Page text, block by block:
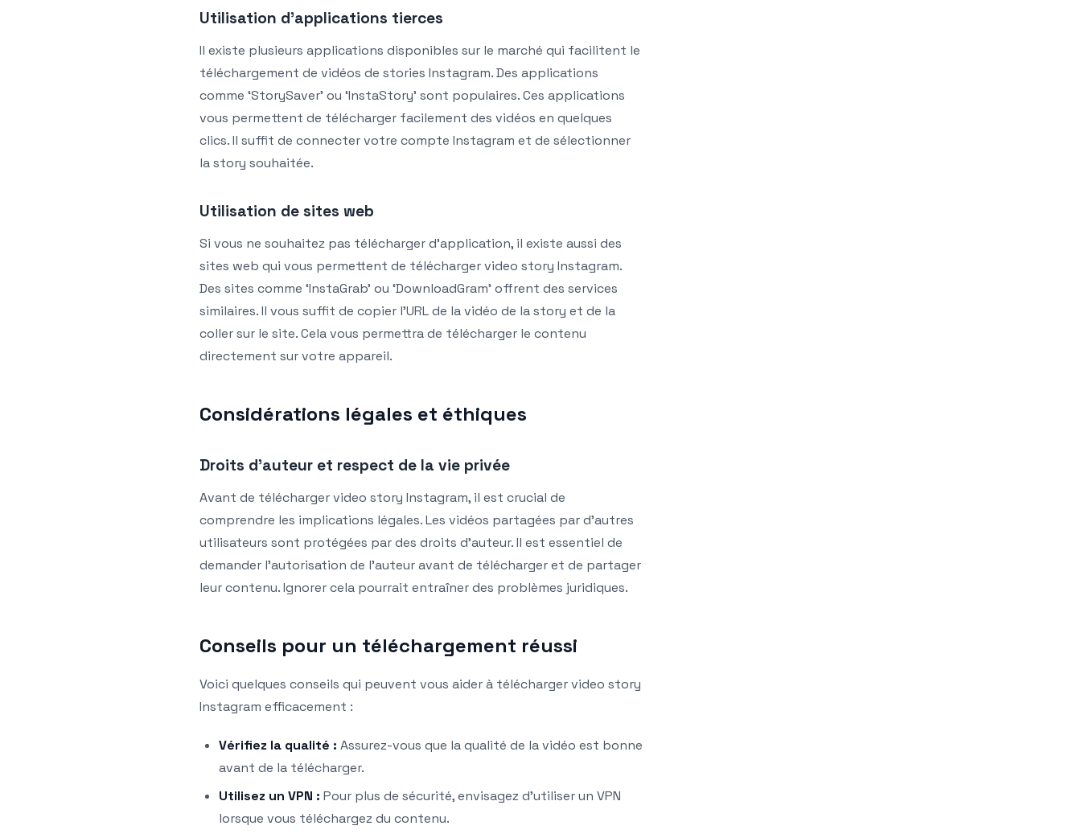
Utilisation d’applications tierces
Il existe plusieurs applications disponibles sur le marché qui facilitent le
téléchargement de vidéos de stories Instagram. Des applications
comme ‘StorySaver’ ou ‘InstaStory’ sont populaires. Ces applications
vous permettent de télécharger facilement des vidéos en quelques
clics. Il suffit de connecter votre compte Instagram et de sélectionner
la story souhaitée.
Utilisation de sites web
Si vous ne souhaitez pas télécharger d’application, il existe aussi des
sites web qui vous permettent de télécharger video story Instagram.
Des sites comme ‘InstaGrab’ ou ‘DownloadGram’ offrent des services
similaires. Il vous suffit de copier l’URL de la vidéo de la story et de la
coller sur le site. Cela vous permettra de télécharger le contenu
directement sur votre appareil.
Considérations légales et éthiques
Droits d’auteur et respect de la vie privée
Avant de télécharger video story Instagram, il est crucial de
comprendre les implications légales. Les vidéos partagées par d’autres
utilisateurs sont protégées par des droits d’auteur. Il est essentiel de
demander l’autorisation de l’auteur avant de télécharger et de partager
leur contenu. Ignorer cela pourrait entraîner des problèmes juridiques.
Conseils pour un téléchargement réussi
Voici quelques conseils qui peuvent vous aider à télécharger video story
Instagram efficacement :
Vérifiez la qualité : Assurez-vous que la qualité de la vidéo est bonne
avant de la télécharger.
Utilisez un VPN : Pour plus de sécurité, envisagez d’utiliser un VPN
lorsque vous téléchargez du contenu.